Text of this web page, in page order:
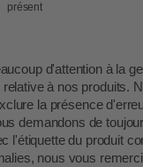
présent
d'attention à la
à nos produits.
la présence
demandons de
l'étiquette du produit
nous vous